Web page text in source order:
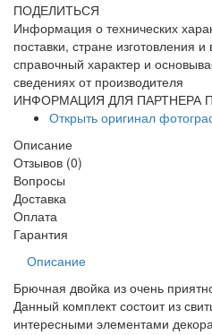
ПОДЕЛИТЬСЯ
Информация о технических
поставки, стране изготовления
справочный характер и
сведениях от производителя
ИНФОРМАЦИЯ ДЛЯ ПАРТНЕРА
Открыть оригинал
Описание
Отзывов (0)
Вопросы
Доставка
Оплата
Гарантия
Описание
Брючная двойка из очень
Данный комплект состоит из
интересными элементами